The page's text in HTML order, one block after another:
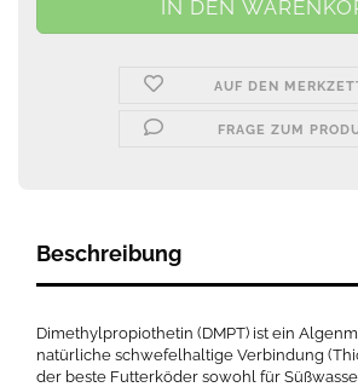
AUF DEN
FRAGE ZUM
Beschreibung
Dimethylpropiothetin (DMPT) ist ein
natürliche schwefelhaltige Verbindung
der beste Futterköder sowohl für